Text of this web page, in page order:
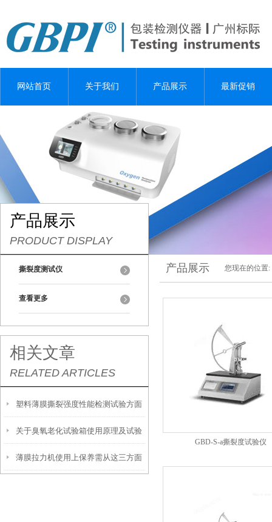
网站首页 关于我们 产品展示 最新促销
产品展示
PRODUCT DISPLAY
撕裂度测试仪
查看更多
相关文章
RELATED ARTICLES
塑料薄膜撕裂强度性能检测试验方面
简介
关于臭氧老化试验箱使用原理及试验
方面介绍
薄膜拉力机使用上保养需从这三方面
产品展示 您现在的位置:
GBD-S-a撕裂度试验仪